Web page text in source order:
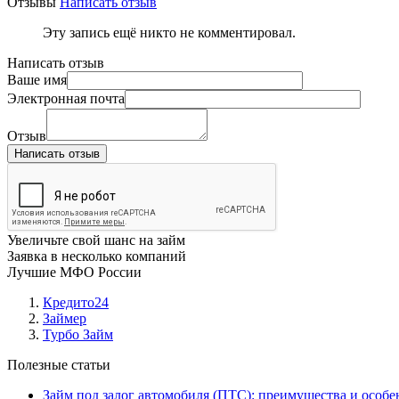
Эту запись ещё никто не комментировал.
Написать отзыв
Ваше имя
Электронная почта
Отзыв
Написать отзыв
Увеличьте свой шанс на займ
Заявка в несколько компаний
Лучшие МФО России
Кредито24
Займер
Турбо Займ
Полезные статьи
Займ под залог автомобиля (ПТС): преимущества и